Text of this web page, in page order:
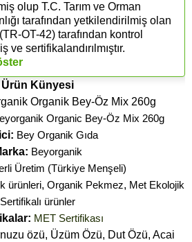
olup T.C. Tarım ve Orman
tarafından yetkilendirilmiş olan
OT-42) tarafından kontrol
ve sertifikalandırılmıştır.
Ürün Künyesi
Organik Bey-Öz Mix 260g
Organic Bey-Öz Mix 260g
Bey Organik Gıda
Beyorganik
Üretim (Türkiye Menşeli)
ürünleri, Organik Pekmez, Met Ekolojik
Sertifikalı ürünler
MET Sertifikası
özü, Üzüm Özü, Dut Özü, Acai